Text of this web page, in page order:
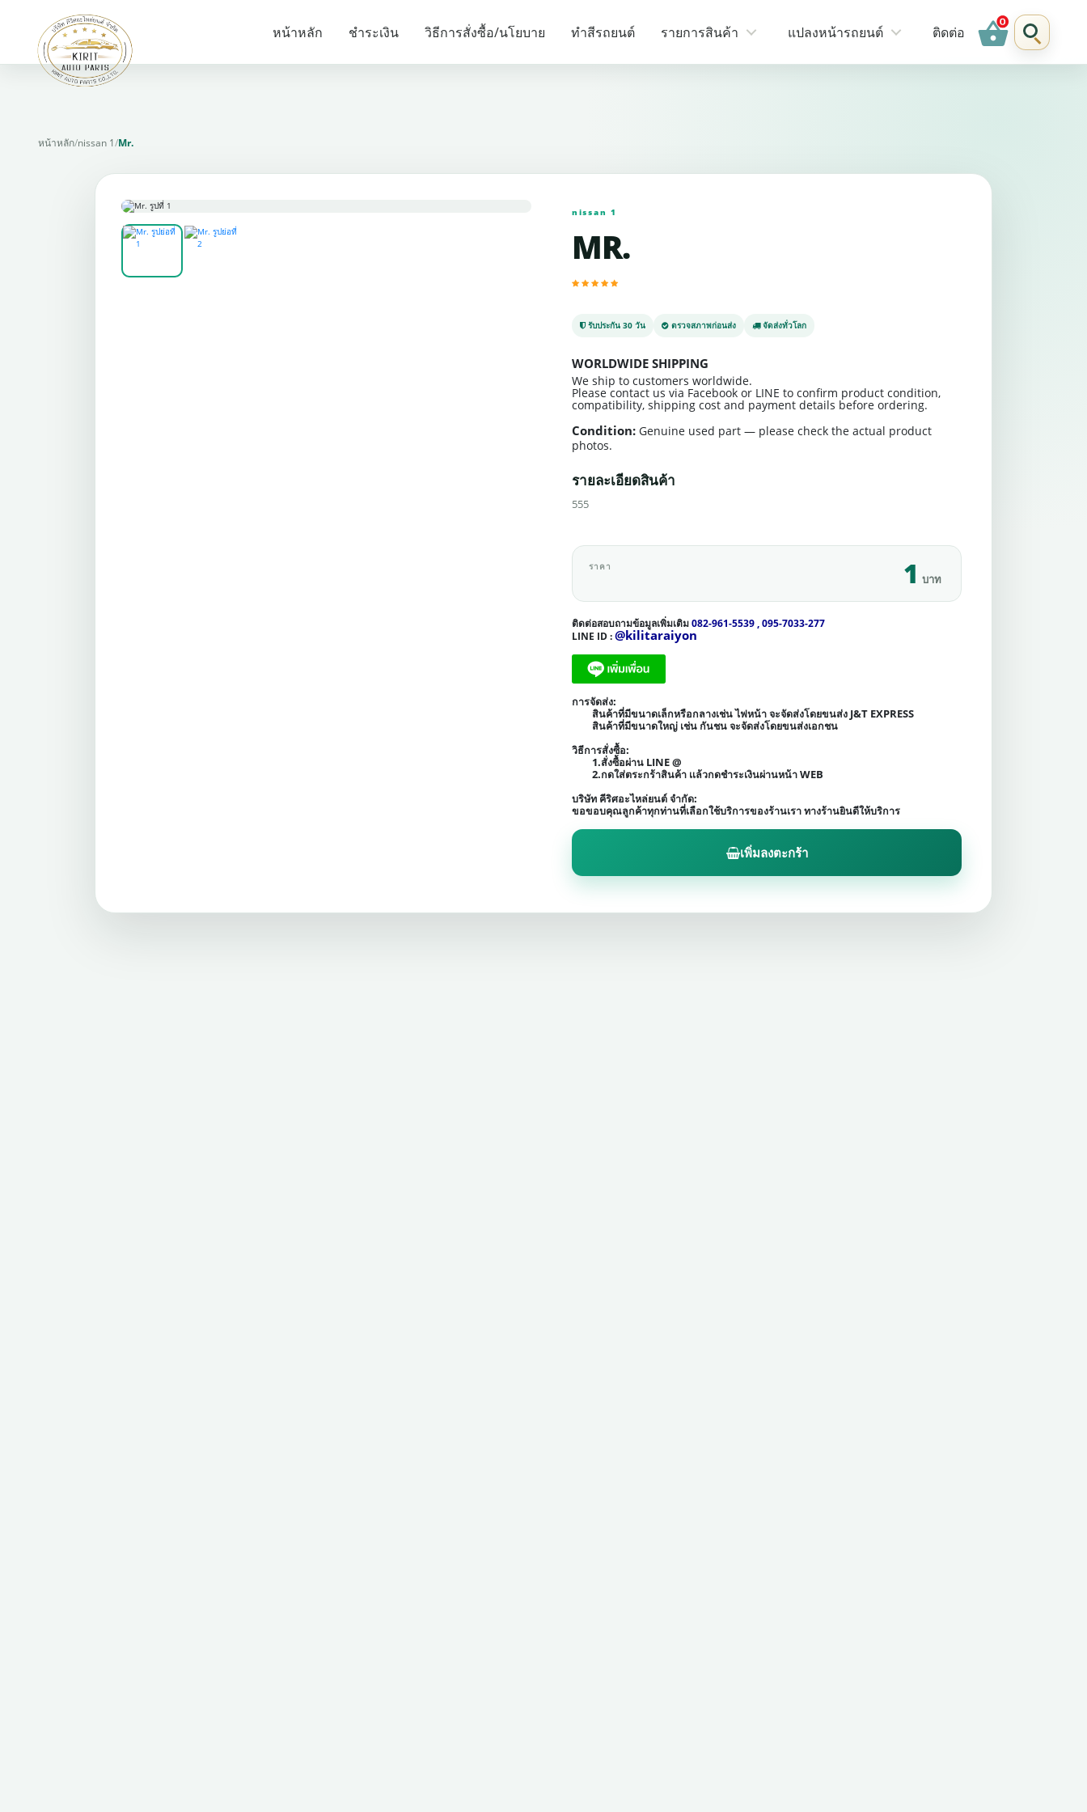
หน้าหลัก ชำระเงิน วิธีการสั่งซื้อ/นโยบาย ทำสีรถยนต์ รายการสินค้า แปลงหน้ารถยนต์ ติดต่อ shopping_basket
รายการแนะนำ
หน้าหลัก/nissan 1/Mr.
nissan 1
MR.
รับประกัน 30 วัน ตรวจสภาพก่อนส่ง จัดส่งทั่วโลก
WORLDWIDE SHIPPING
We ship to customers worldwide.
Please contact us via Facebook or LINE to confirm product condition,
compatibility, shipping cost and payment details before ordering.
Condition: Genuine used part — please check the actual product
photos.
รายละเอียดสินค้า
555
ราคา 1 บาท
ติดต่อสอบถามข้อมูลเพิ่มเติม082-961-5539 , 095-7033-277
LINE ID :@kilitaraiyon
การจัดส่ง:
สินค้าที่มีขนาดเล็กหรือกลางเช่น ไฟหน้า จะจัดส่งโดยขนส่ง J&T EXPRESS
สินค้าที่มีขนาดใหญ่ เช่น กันชน จะจัดส่งโดยขนส่งเอกชน
วิธีการสั่งซื้อ:
1.สั่งซื้อผ่าน LINE @
2.กดใส่ตระกร้าสินค้า เเล้วกดชำระเงินผ่านหน้า WEB
บริษัท คีริศอะไหล่ยนต์ จำกัด:
ขอขอบคุณลูกค้าทุกท่านที่เลือกใช้บริการของร้านเรา ทางร้านยินดีให้บริการ
เพิ่มลงตะกร้า